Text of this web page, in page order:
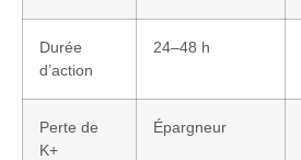
Durée
d’action
24–48 h
Perte de
K+
Épargneur